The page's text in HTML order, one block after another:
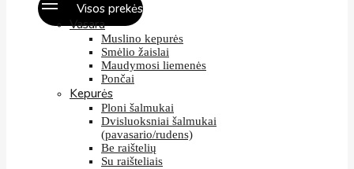
Visos prekės
Vasara
Muslino kepurės
Smėlio žaislai
Maudymosi liemenės
Pončai
Kepurės
Ploni šalmukai
Dvisluoksniai šalmukai
(pavasario/rudens)
Be raištelių
Su raišteliais